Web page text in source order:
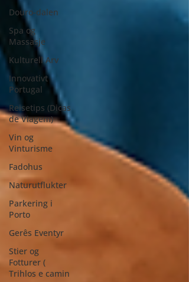
Douro-dalen
Spa og
Massasje
Kulturell Arv
Innovativt
Portugal
Reisetips (Dicas
de Viagem)
Vin og
Vinturisme
Fadohus
Naturutflukter
Parkering i
Porto
Gerês Eventyr
Stier og
Fotturer (
Trihlos e camin